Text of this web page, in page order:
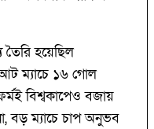
হয়েছিল
আট ম্যাচে ১৬ গোল
বিশ্বকাপেও বজায়
বড় ম্যাচে চাপ অনুভব